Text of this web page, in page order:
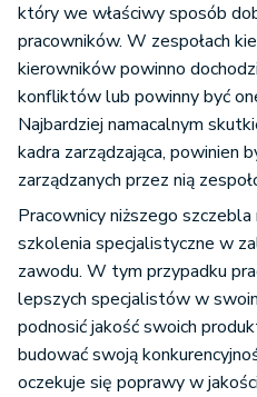
który we właściwy sposób
pracowników. W zespołach
kierowników powinno
konfliktów lub powinny być
Najbardziej namacalnym
kadra zarządzająca, powinien
zarządzanych przez nią
Pracownicy niższego szczebla
szkolenia specjalistyczne w
zawodu. W tym przypadku
lepszych specjalistów w
podnosić jakość swoich
budować swoją
oczekuje się poprawy w